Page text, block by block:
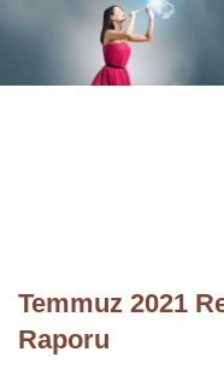
Temmuz 2021
Raporu